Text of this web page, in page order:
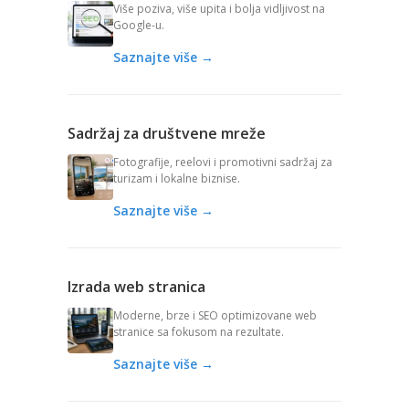
Više poziva, više upita i bolja vidljivost na
Google-u.
Saznajte više →
Sadržaj za društvene mreže
Fotografije, reelovi i promotivni sadržaj za
turizam i lokalne biznise.
Saznajte više →
Izrada web stranica
Moderne, brze i SEO optimizovane web
stranice sa fokusom na rezultate.
Saznajte više →